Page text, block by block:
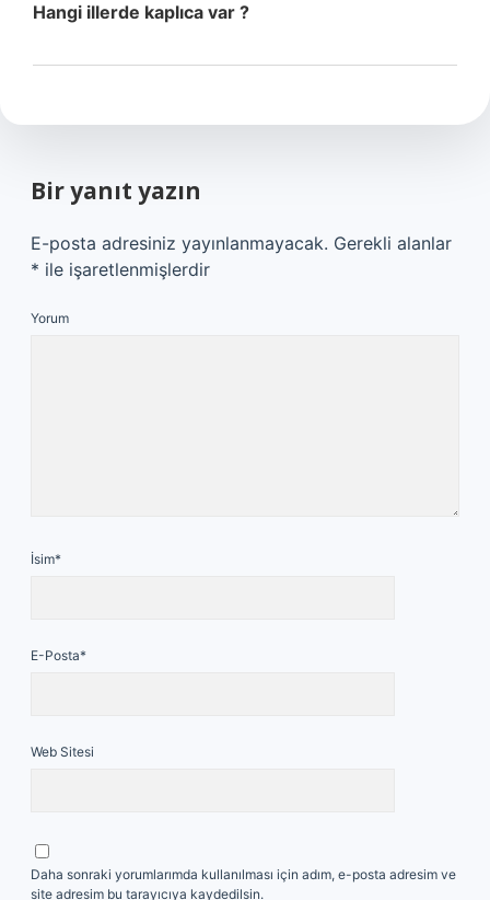
Hangi illerde kaplıca var ?
Bir yanıt yazın
E-posta adresiniz yayınlanmayacak. Gerekli alanlar
* ile işaretlenmişlerdir
Yorum
İsim*
E-Posta*
Web Sitesi
Daha sonraki yorumlarımda kullanılması için adım, e-posta adresim ve
site adresim bu tarayıcıya kaydedilsin.